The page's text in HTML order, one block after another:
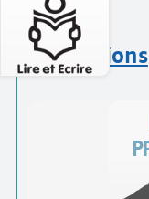
100€
Inscriptions